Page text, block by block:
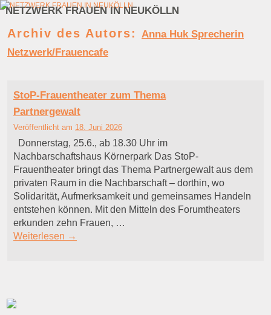
NETZWERK FRAUEN IN NEUKÖLLN
Zum Inhalt wechseln
Zum sekundären Inhalt wechseln
Archiv des Autors: Anna Huk Sprecherin
Netzwerk/Frauencafe
StoP-Frauentheater zum Thema
Partnergewalt
Veröffentlicht am 18. Juni 2026
Donnerstag, 25.6., ab 18.30 Uhr im
Nachbarschaftshaus Körnerpark Das StoP-
Frauentheater bringt das Thema Partnergewalt aus dem
privaten Raum in die Nachbarschaft – dorthin, wo
Solidarität, Aufmerksamkeit und gemeinsames Handeln
entstehen können. Mit den Mitteln des Forumtheaters
erkunden zehn Frauen, …
Weiterlesen →